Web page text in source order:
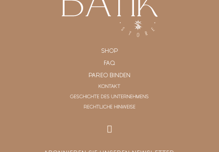
SHOP
FAQ
PAREO BINDEN
KONTAKT
GESCHICHTE DES UNTERNEHMENS
RECHTLICHE HINWEISE